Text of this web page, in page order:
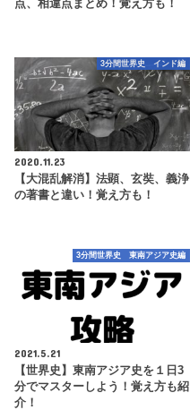
点、相違点まとめ！覚え方も！
3分間世界史 インド編
2020.11.23
【大混乱解消】法顕、玄奘、義浄
の著書と違い！覚え方も！
3分間世界史 東南アジア史編
2021.5.21
【世界史】東南アジア史を１日3
分でマスターしよう！覚え方も紹
介！